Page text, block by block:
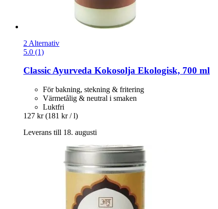
2 Alternativ
5.0 (1)
Classic Ayurveda Kokosolja Ekologisk, 700 ml
För bakning, stekning & fritering
Värmetålig & neutral i smaken
Luktfri
127 kr (181 kr / l)
Leverans till 18. augusti